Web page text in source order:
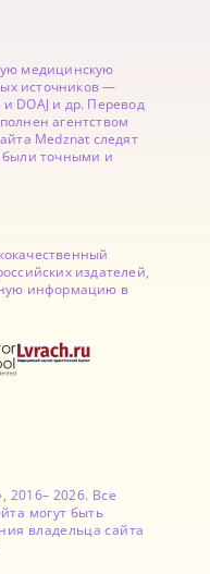
медицинскую
источников —
DOAJ и др. Перевод
агентством
Medznat следят
точными и
издателей,
информацию в
2016– 2026. Все
могут быть
владельца сайта